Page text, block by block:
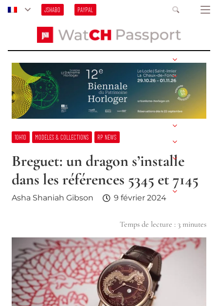
JSHABO PAYPAL
10H10 MODELES & COLLECTIONS RP NEWS
Breguet: un dragon s’installe
dans les références 5345 et 7145
Asha Shaniah Gibson 9 février 2024
Temps de lecture : 3 minutes